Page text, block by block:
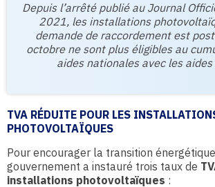
Depuis l’arrêté publié au Journal
2021, les installations
demande de raccordement est
octobre ne sont plus éligibles au
aides nationales avec les
TVA RÉDUITE POUR LES
PHOTOVOLTAÏQUES
Pour encourager la transition
gouvernement a instauré trois taux de
installations photovoltaïques :